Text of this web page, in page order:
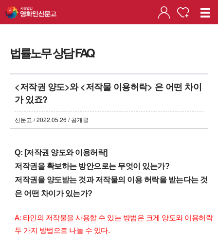
법률노무 상담 FAQ
<저작권 양도>와 <저작물 이용허락> 은 어떤 차이
가 있죠?
신문고 / 2022.05.26 / 공개글
Q: [저작권 양도와 이용허락]
저작권을 확보하는 방안으로는 무엇이 있는가?
저작권을 양도받는 것과 저작물의 이용 허락을 받는다는 것
은 어떤 차이가 있는가?
A: 타인의 저작물을 사용할 수 있는 방법은 크게 양도와 이용허락
두 가지 방법으로 나눌 수 있다.